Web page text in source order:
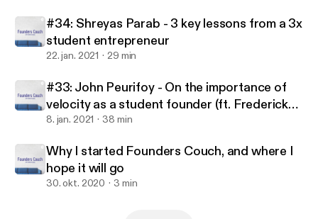
#34: Shreyas Parab - 3 key lessons from a 3x
student entrepreneur
22. jan. 2021 29 min
#33: John Peurifoy - On the importance of
velocity as a student founder (ft. Frederick
Daso from Forbes)
8. jan. 2021 38 min
Why I started Founders Couch, and where I
hope it will go
30. okt. 2020 3 min